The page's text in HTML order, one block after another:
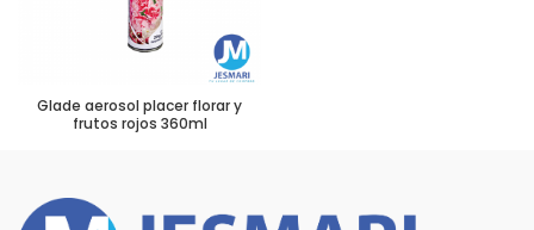
Glade aerosol placer florar y
frutos rojos 360ml